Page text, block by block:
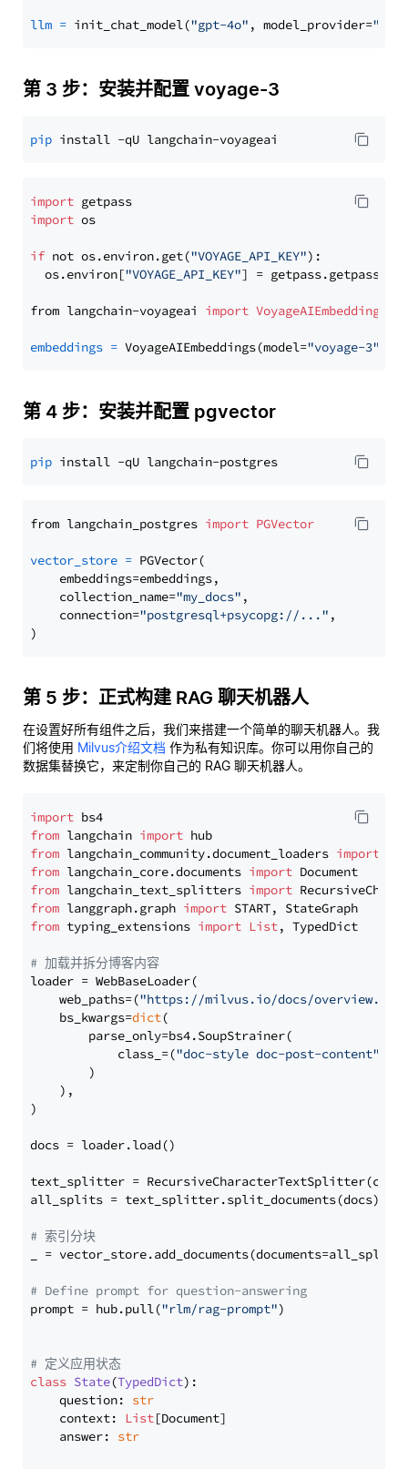
llm = init_chat_model("gpt-4o" , model_provider=
第 3 步：安装并配置 voyage-3
pip
import
import os
if not os.environ.get("VOYAGE_API_KEY"):
  os.environ[
"VOYAGE_API_KEY"] = getpass.getpass(
from langchain-voyageai import VoyageAIEmbeddings
embeddings = VoyageAIEmbeddings(model="voyage-3"
第 4 步：安装并配置 pgvector
pip
from langchain_postgres import PGVector
vector_store = PGVector(
    embeddings=embeddings,
    collection_name=
"my_docs" ,
    connection=
"postgresql+psycopg://..." ,
第 5 步：正式构建 RAG 聊天机器人
在设置好所有组件之后，我们来搭建一个简单的聊天机器人。我
们将使用 Milvus介绍文档 作为私有知识库。你可以用你自己的
数据集替换它，来定制你自己的 RAG 聊天机器人。
import
from langchain import
from langchain_community.document_loaders import
from langchain_core.documents import
from langchain_text_splitters import
from langgraph.graph import
from typing_extensions import List, TypedDict
# 加载并拆分博客内容
loader = WebBaseLoader(
    web_paths=(
"https://milvus.io/docs/overview.md"
    bs_kwargs=
dict(
        parse_only=bs4.SoupStrainer(
            class_=(
"doc-style doc-post-content"
        )
    ),
)
docs = loader.load()
text_splitter =
all_splits = text_splitter.split_documents(docs)
# 索引分块
_ = vector_store.add_documents(documents=all_splits)
# Define prompt for question-answering
prompt = hub.pull("rlm/rag-prompt")
# 定义应用状态
class State(TypedDict):
    question:
str
    context:
List[Document]
    answer:
str